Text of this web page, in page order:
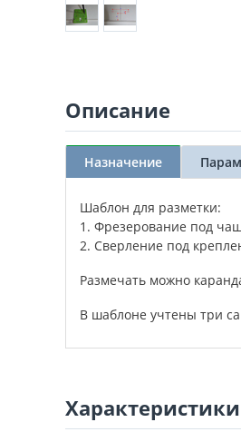
Описание
Назначение
Шаблон для разметки:
1. Фрезерование под
2. Сверление под
Размечать можно
В шаблоне учтены три
Характеристики